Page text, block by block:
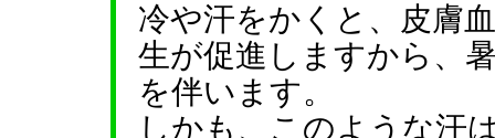
冷や汗をかくと、皮膚
生が促進しますから、
を伴います。
しかも、このような汗